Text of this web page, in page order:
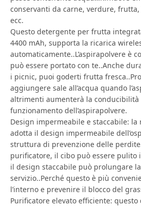
conservanti da carne, verdure,
ecc.
Questo detergente per frutta
4400 mAh, supporta la ricarica
automaticamente..L’aspirapolvere è
può essere portato con te..Anche
i picnic, puoi goderti frutta
aggiungere sale all’acqua quando
altrimenti aumenterà la conducibilità
funzionamento dell’aspirapolvere.
Design impermeabile e staccabile:
adotta il design impermeabile
struttura di prevenzione delle
purificatore, il cibo può essere pulito
il design staccabile può prolungare
servizio..Perché questo è più
l’interno e prevenire il blocco del
Purificatore elevato efficiente: